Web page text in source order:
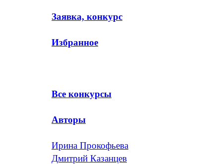
Заявка, конкурс
Избранное
Все конкурсы
Авторы
Ирина Прокофьева
Дмитрий Казанцев